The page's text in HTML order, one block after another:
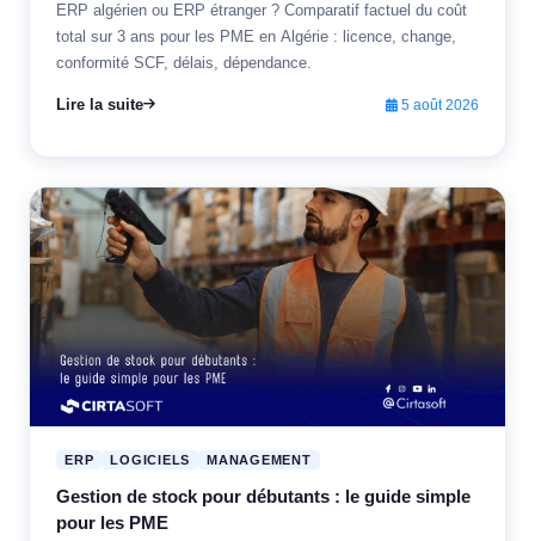
ERP algérien ou ERP étranger ? Comparatif factuel du coût
total sur 3 ans pour les PME en Algérie : licence, change,
conformité SCF, délais, dépendance.
Lire la suite 5 août 2026
ERP LOGICIELS MANAGEMENT
Gestion de stock pour débutants : le guide simple
pour les PME